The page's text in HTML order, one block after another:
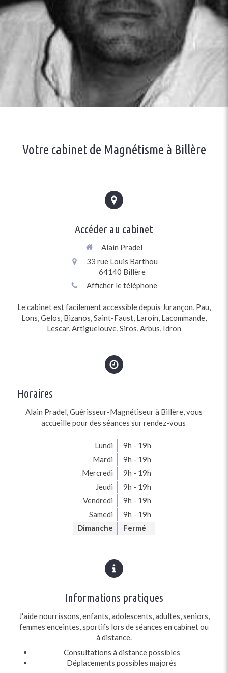
Votre cabinet de Magnétisme à Billère
Accéder au cabinet
Alain Pradel
33 rue Louis Barthou
64140 Billère
Afficher le téléphone
Le cabinet est facilement accessible depuis Jurançon, Pau,
Lons, Gelos, Bizanos, Saint-Faust, Laroin, Lacommande,
Lescar, Artiguelouve, Siros, Arbus, Idron
Horaires
Alain Pradel, Guérisseur-Magnétiseur à Billère, vous
accueille pour des séances sur rendez-vous
Lundi
9h - 19h
Mardi
9h - 19h
Mercredi
9h - 19h
Jeudi
9h - 19h
Vendredi
9h - 19h
Samedi
9h - 19h
Dimanche
Fermé
Informations pratiques
J'aide nourrissons, enfants, adolescents, adultes, seniors,
femmes enceintes, sportifs lors de séances en cabinet ou
à distance.
Consultations à distance possibles
Déplacements possibles majorés